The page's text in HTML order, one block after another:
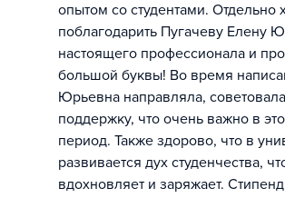
опытом со студентами. Отдельно
поблагодарить Пугачеву Елену
настоящего профессионала и
большой буквы! Во время
Юрьевна направляла,
поддержку, что очень важно в
период. Также здорово, что в
развивается дух студенчества,
вдохновляет и заряжает.